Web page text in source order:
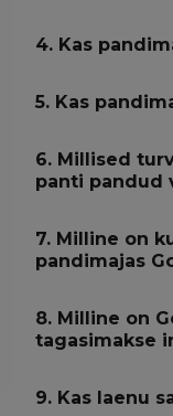
4. Kas
5. Kas
6. Millised
panti pandud
7. Milline on
pandimajas
8. Milline on
tagasimakse
9. Kas laenu